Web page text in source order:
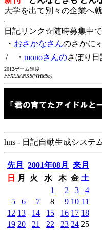
大学を出て別々の企業へ
日記リンク☆随時募集中
・ おさかなさんのさかに
/ ・ monoさんのさぼり日
2012ゲーム進度
FFXI:RANK9(WHM95)
hns - 日記自動生成システ
先月 2001年08月
来月
日
月 火 水 木 金 土
1
2 3
4
5
6 7 8 9 10 11
12 13 14 15 16 17 18
19 20 21 22 23 24 25